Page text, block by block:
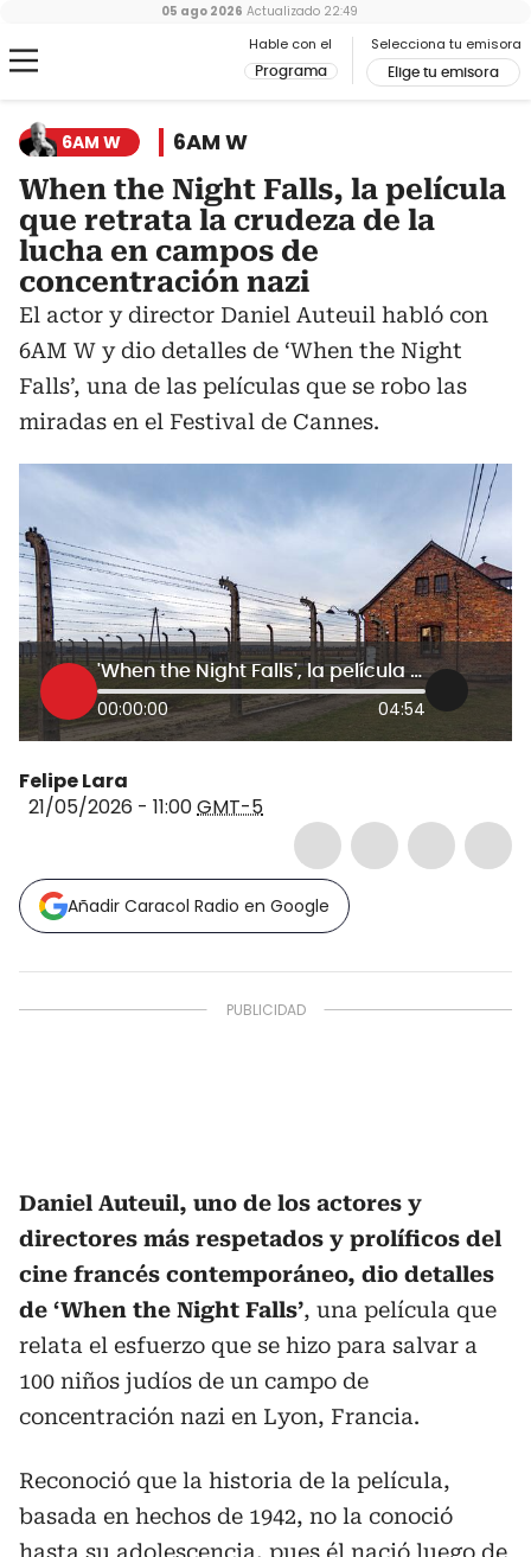
Hable con el
Programa
Selecciona tu emisora
Elige tu emisora
05 ago 2026 Actualizado 22:49
6AM W 6AM W
When the Night Falls, la película
que retrata la crudeza de la
lucha en campos de
concentración nazi
El actor y director Daniel Auteuil habló con
6AM W y dio detalles de ‘When the Night
Falls’, una de las películas que se robo las
miradas en el Festival de Cannes.
'When the Night Falls', la película que retrata la crudeza de la lucha en campos de concentración nazi
00:00:00 04:54
Felipe Lara
21/05/2026 - 11:00GMT-5
Añadir Caracol Radio en Google
Daniel Auteuil, uno de los actores y
directores más respetados y prolíficos del
cine francés contemporáneo, dio detalles
de ‘When the Night Falls’, una película que
relata el esfuerzo que se hizo para salvar a
100 niños judíos de un campo de
concentración nazi en Lyon, Francia.
Reconoció que la historia de la película,
basada en hechos de 1942, no la conoció
hasta su adolescencia, pues él nació luego de